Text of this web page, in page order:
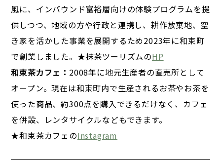
風に、インバウンド富裕層向けの体験プログラムを提
供しつつ、地域の方や行政と連携し、耕作放棄地、空
き家を活かした事業を展開するため2023年に和束町
で創業しました。★抹茶ツーリズムのHP
和束茶カフェ： 2008年に地元生産者の直売所として
オープン。現在は和束町内で生産されるお茶やお茶を
使った商品、約300点を購入できるだけなく、カフェ
を併設、レンタサイクルなどもできます。
★和束茶カフェのInstagram